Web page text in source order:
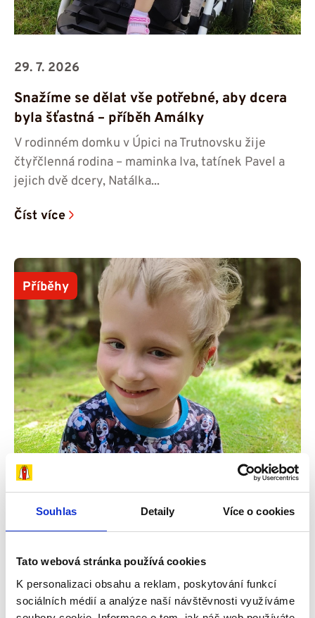
Souhlas Detaily Více o cookies
Tato webová stránka používá cookies
K personalizaci obsahu a reklam, poskytování funkcí
sociálních médií a analýze naší návštěvnosti využíváme
29. 7. 2026
Snažíme se dělat vše potřebné, aby dcera
byla šťastná – příběh Amálky
V rodinném domku v Úpici na Trutnovsku žije
čtyřčlenná rodina – maminka Iva, tatínek Pavel a
jejich dvě dcery, Natálka...
Číst více
Příběhy
23. 7. 2026
Čím je syn starší, tím víc mi dochází, jak to
bude do budoucna náročné – příběh Ríši
Sedmiletý Ríša, který žije společně se svou
maminkou Monikou v Mostě, se od narození potýká